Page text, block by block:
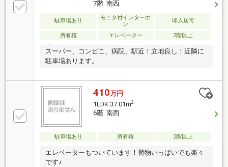
7階 南西
駐車場あり
モニタ付インターホ
ン
即入居可
所有権 エレベーター 2階以上
スーパー、コンビニ、病院、駅近！立地良し！近隣に
駐車場あります。
410万円
1LDK 37.01m2
6階 南西
駐車場あり 所有権 2階以上
エレベーターもついています！荷物いっぱいでも楽々
です♪